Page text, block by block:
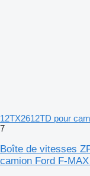
12TX2612TD pour
7
Boîte de vitesses
camion Ford F-